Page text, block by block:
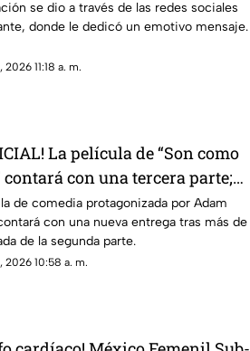
se dio a través de las redes sociales
donde le dedicó un emotivo mensaje.
11:18 a. m.
La película de “Son como
contará con una tercera parte;
regresan
de comedia protagonizada por Adam
con una nueva entrega tras más de
de la segunda parte.
2026 10:58 a. m.